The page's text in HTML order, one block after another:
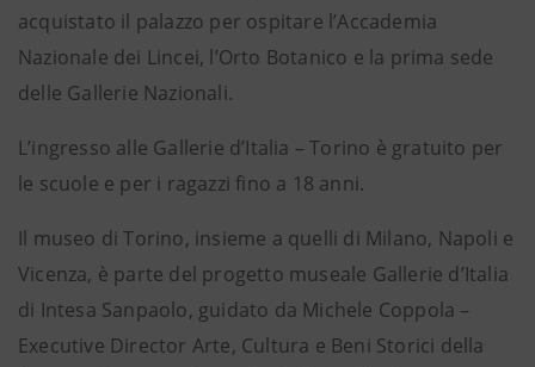
acquistato il palazzo per ospitare l’Accademia
Nazionale dei Lincei, l’Orto Botanico e la prima sede
delle Gallerie Nazionali.
L’ingresso alle Gallerie d’Italia – Torino è gratuito per
le scuole e per i ragazzi fino a 18 anni.
Il museo di Torino, insieme a quelli di Milano, Napoli e
Vicenza, è parte del progetto museale Gallerie d’Italia
di Intesa Sanpaolo, guidato da Michele Coppola –
Executive Director Arte, Cultura e Beni Storici della